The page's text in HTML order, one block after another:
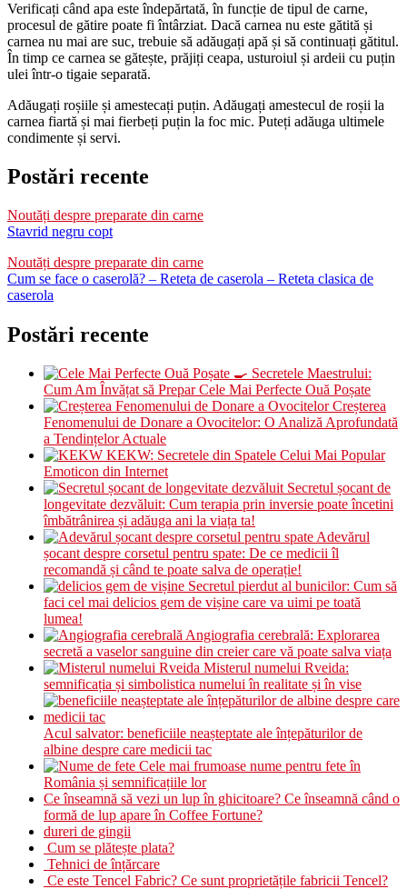
Verificați când apa este îndepărtată, în funcție de tipul de carne,
procesul de gătire poate fi întârziat. Dacă carnea nu este gătită și
carnea nu mai are suc, trebuie să adăugați apă și să continuați gătitul.
În timp ce carnea se gătește, prăjiți ceapa, usturoiul și ardeii cu puțin
ulei într-o tigaie separată.
Adăugați roșiile și amestecați puțin. Adăugați amestecul de roșii la
carnea fiartă și mai fierbeți puțin la foc mic. Puteți adăuga ultimele
condimente și servi.
Postări recente
Noutăți despre preparate din carne
Stavrid negru copt
Noutăți despre preparate din carne
Cum se face o caserolă? – Reteta de caserola – Reteta clasica de
caserola
Postări recente
🍳 Secretele Maestrului:
Cum Am Învățat să Prepar Cele Mai Perfecte Ouă Poșate
Creșterea
Fenomenului de Donare a Ovocitelor: O Analiză Aprofundată
a Tendințelor Actuale
KEKW: Secretele din Spatele Celui Mai Popular
Emoticon din Internet
Secretul șocant de
longevitate dezvăluit: Cum terapia prin inversie poate încetini
îmbătrânirea și adăuga ani la viața ta!
Adevărul
șocant despre corsetul pentru spate: De ce medicii îl
recomandă și când te poate salva de operație!
Secretul pierdut al bunicilor: Cum să
faci cel mai delicios gem de vișine care va uimi pe toată
lumea!
Angiografia cerebrală: Explorarea
secretă a vaselor sanguine din creier care vă poate salva viața
Misterul numelui Rveida:
semnificația și simbolistica numelui în realitate și în vise
Acul salvator: beneficiile neașteptate ale înțepăturilor de
albine despre care medicii tac
Cele mai frumoase nume pentru fete în
România și semnificațiile lor
Ce înseamnă să vezi un lup în ghicitoare? Ce înseamnă când o
formă de lup apare în Coffee Fortune?
dureri de gingii
Cum se plătește plata?
Tehnici de înțărcare
Ce este Tencel Fabric? Ce sunt proprietățile fabricii Tencel?